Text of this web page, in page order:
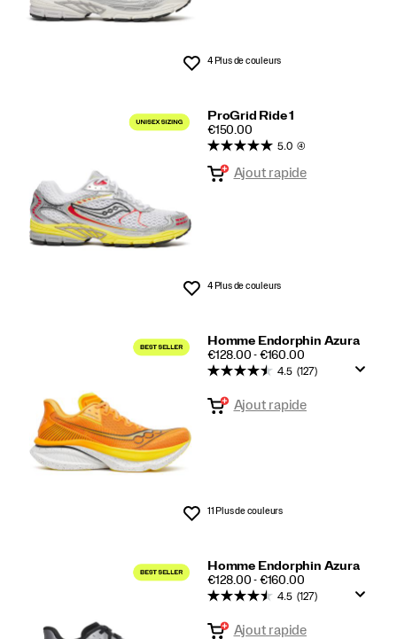
Liste de souhaits
4 Plus de couleurs
ProGrid Ride 1
PRICE
€150.00
Liste de souhaits
5.0 (4)
Ajout rapide
4 Plus de couleurs
Homme Endorphin Azura
PRICE
€128.00 - €160.00
Liste de souhaits
4.5 (127)
Ajout rapide
11 Plus de couleurs
Homme Endorphin Azura
PRICE
€128.00 - €160.00
4.5 (127)
Ajout rapide